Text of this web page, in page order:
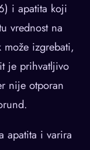
i apatita koji
vrednost na
izgrebati,
je prihvatljivo
nije otporan
apatita i varira